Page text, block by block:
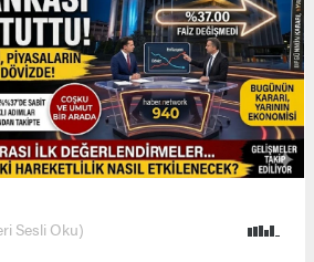
Sesli Oku)